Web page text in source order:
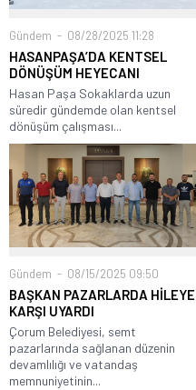
Gündem 08/28/2025 11:28
HASANPAŞA’DA KENTSEL
DÖNÜŞÜM HEYECANI
Hasan Paşa Sokaklarda uzun
süredir gündemde olan kentsel
dönüşüm çalışması...
Gündem 08/15/2025 09:50
BAŞKAN PAZARLARDA HİLEYE
KARŞI UYARDI
Çorum Belediyesi, semt
pazarlarında sağlanan düzenin
devamlılığı ve vatandaş
memnuniyetinin...